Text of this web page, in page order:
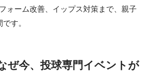
ォーム改善、イップス対策まで、親子
す。
ぜ今、投球専門イベントが